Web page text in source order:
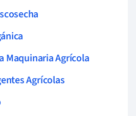
Maquinaria Agrícola
Agrícolas